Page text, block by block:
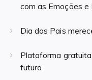
com as Emoções
Dia dos Pais
Plataforma
futuro